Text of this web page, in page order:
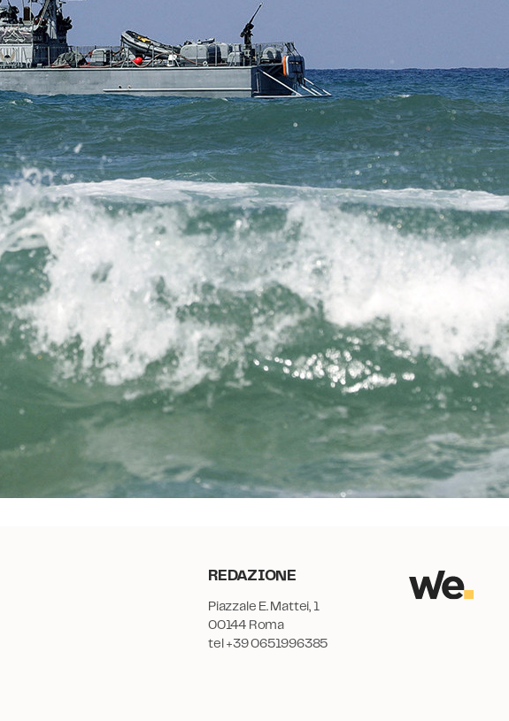
REDAZIONE
Piazzale E. Mattei, 1
00144 Roma
tel +39 0651996385